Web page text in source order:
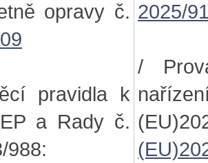
opravy č.
pravidla k
a Rady č.
988:
2025/
/